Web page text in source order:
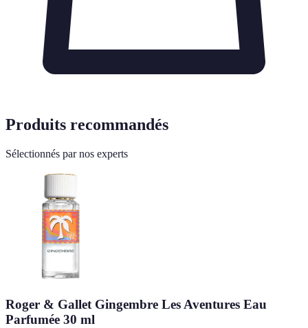
Produits recommandés
Sélectionnés par nos experts
Roger & Gallet Gingembre Les Aventures Eau
Parfumée 30 ml